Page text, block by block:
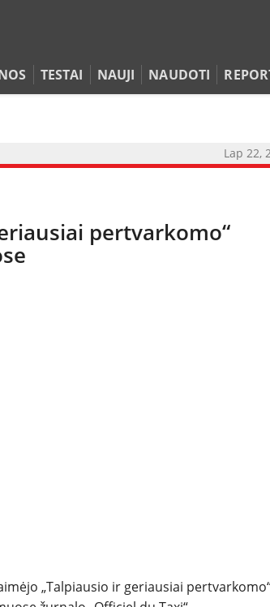
TESTAI NAUJI NAUDOTI
TESTAI
Lap 22,
pertvarkomo“
„Talpiausio ir geriausiai